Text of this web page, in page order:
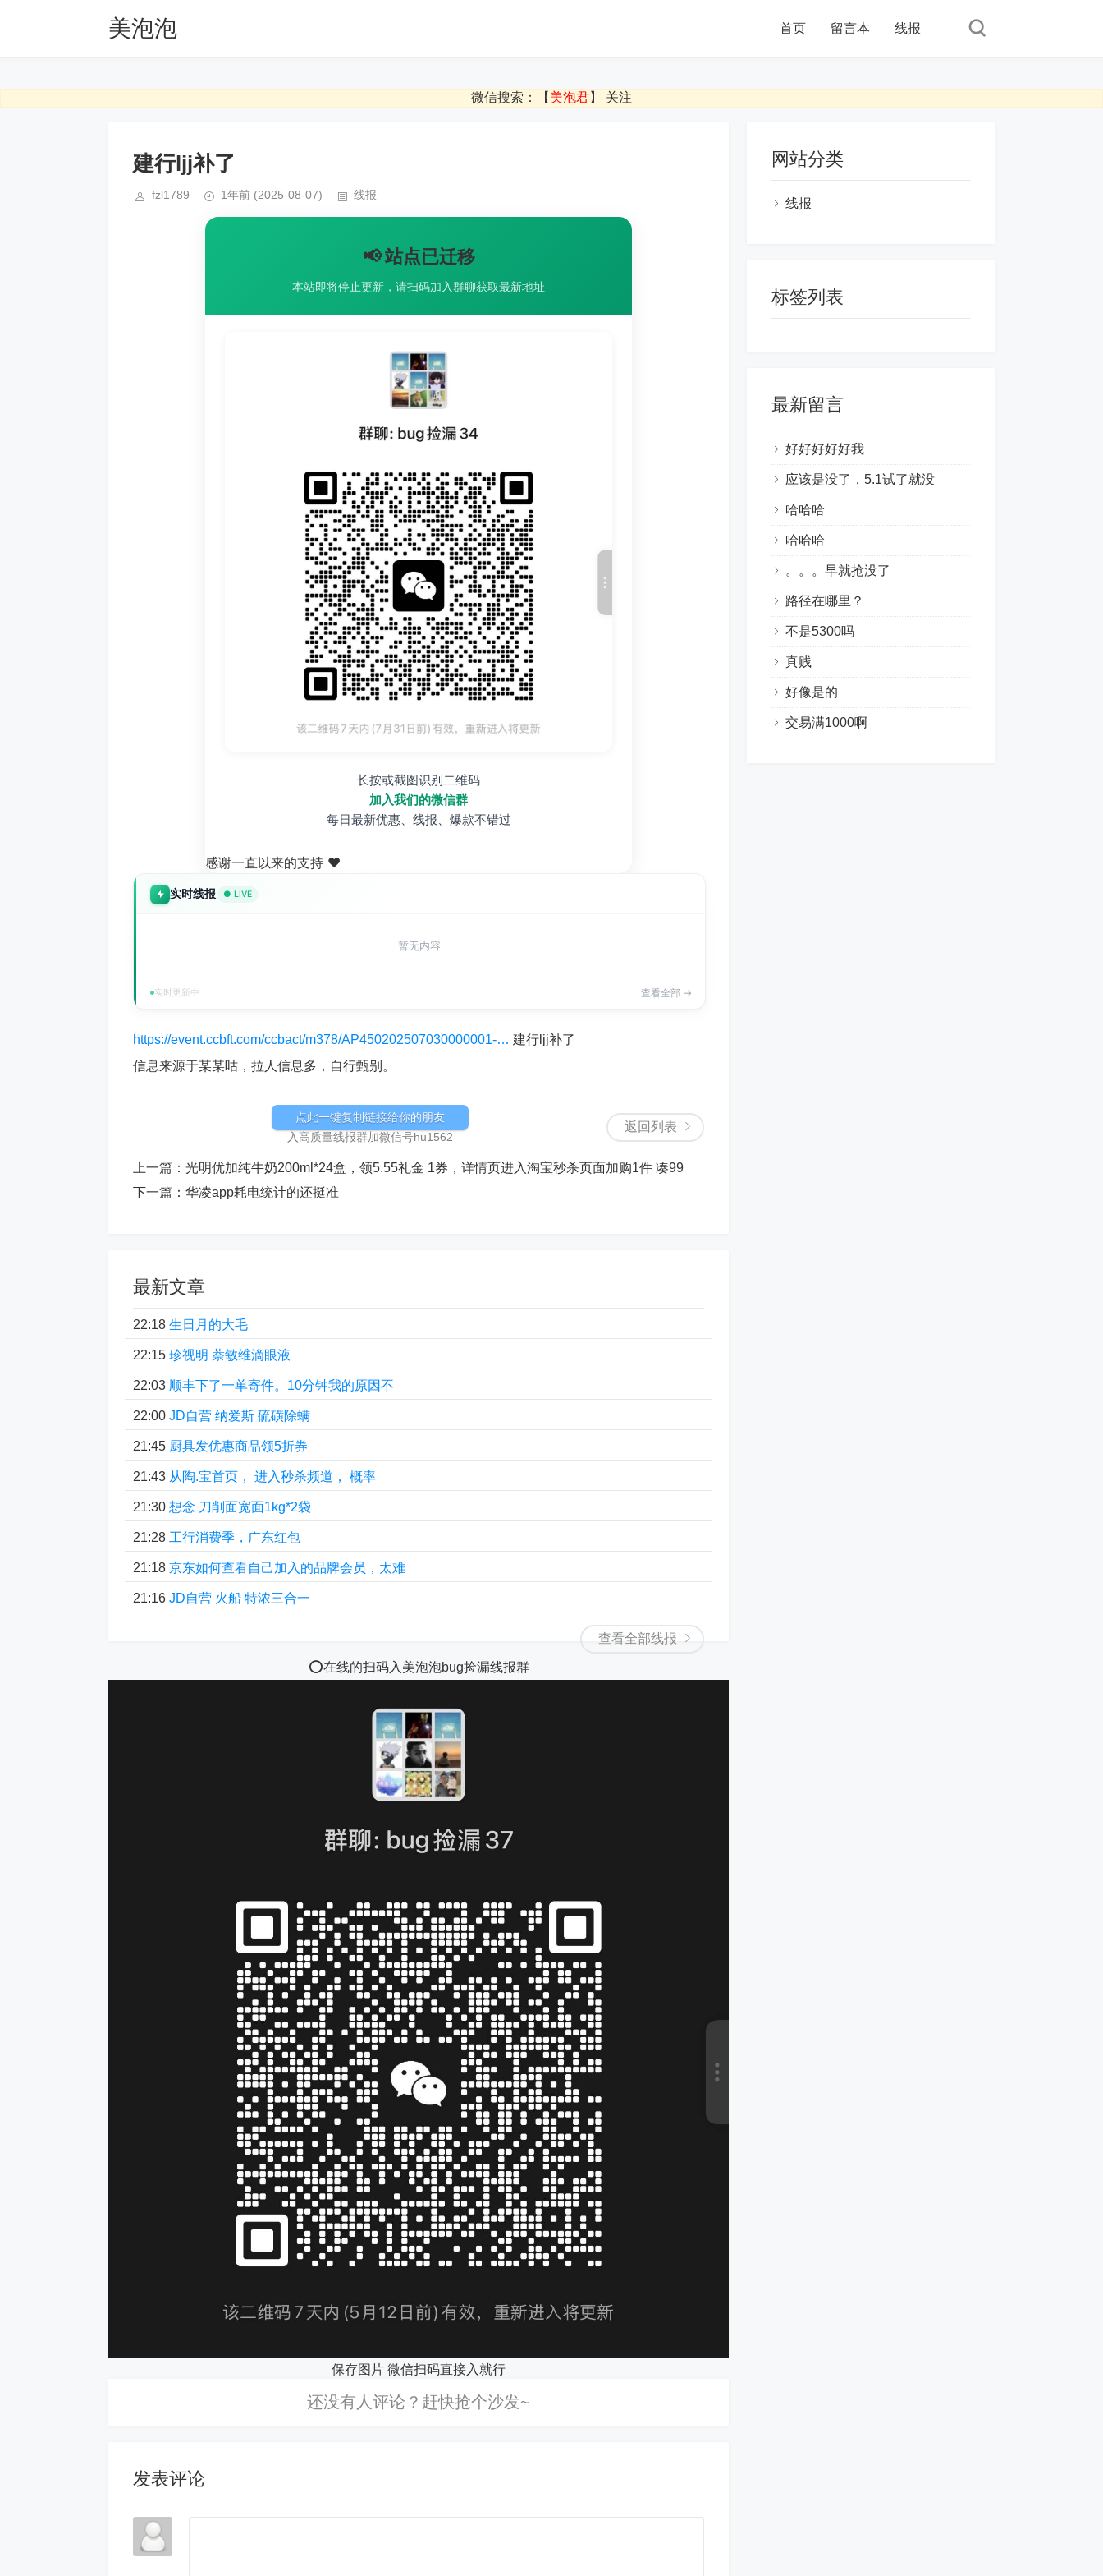
美泡泡 首页 留言本 线报
微信搜索：【 美泡君】 关注
建行ljj补了
fzl1789 1年前 (2025-08-07) 线报
📢 站点已迁移
本站即将停止更新，请扫码加入群聊获取最新地址
长按或截图识别二维码
加入我们的微信群
每日最新优惠、线报、爆款不错过
感谢一直以来的支持 ❤️
实时线报 ● LIVE
暂无内容
实时更新中 查看全部 →
https://event.ccbft.com/ccbact/m378/AP450202507030000001-… 建行ljj补了
信息来源于某某咕，拉人信息多，自行甄别。
返回列表
点此一键复制链接给你的朋友
入高质量线报群加微信号hu1562
上一篇： 光明优加纯牛奶200ml*24盒，领5.55礼金 1券，详情页进入淘宝秒杀页面加购1件 凑99
下一篇： 华凌app耗电统计的还挺准
最新文章
22:18 生日月的大毛
22:15 珍视明 萘敏维滴眼液
22:03 顺丰下了一单寄件。10分钟我的原因不
22:00 JD自营 纳爱斯 硫磺除螨
21:45 厨具发优惠商品领5折券
21:43 从陶.宝首页， 进入秒杀频道， 概率
21:30 想念 刀削面宽面1kg*2袋
21:28 工行消费季，广东红包
21:18 京东如何查看自己加入的品牌会员，太难
21:16 JD自营 火船 特浓三合一
查看全部线报
⭕️在线的扫码入美泡泡bug捡漏线报群
保存图片 微信扫码直接入就行
发表评论
网站分类
线报
标签列表
最新留言
好好好好好我
应该是没了，5.1试了就没
哈哈哈
哈哈哈
。。。早就抢没了
路径在哪里？
不是5300吗
真贱
好像是的
交易满1000啊